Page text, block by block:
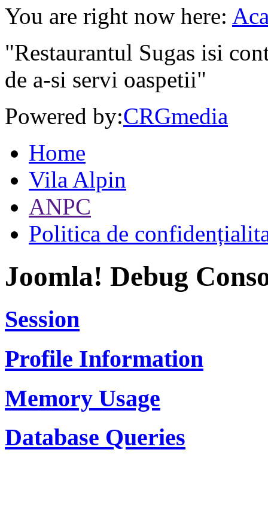
You are right now here:
"Restaurantul Sugas isi
de a-si servi oaspetii"
Powered by:CRGmedia
Home
Vila Alpin
ANPC
Politica de
Joomla! Debug
Session
Profile Information
Memory Usage
Database Queries